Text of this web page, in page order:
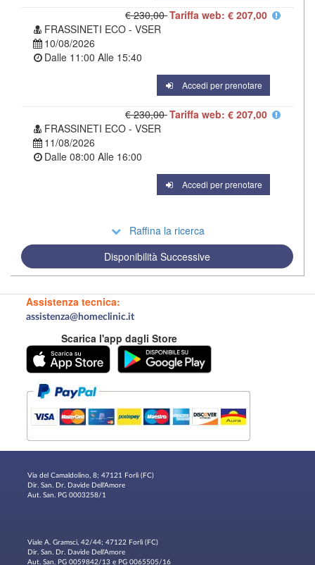
€ 230,00Tariffa web: € 207,00
FRASSINETI ECO - VSER
10/08/2026
Dalle 11:00 Alle 15:40
Accedi per prenotare
€ 230,00Tariffa web: € 207,00
FRASSINETI ECO - VSER
11/08/2026
Dalle 08:00 Alle 16:00
Accedi per prenotare
Raffina la ricerca
Disponibilità Successive
Assistenza tecnica:
assistenza@homeclinic.it
Scarica l'app dagli Store
Via del Camaldolino, 8; 47121 Forlì (FC)
Dir. San. Dr. Davide Dell'Amore
Aut. San. PG 0003258/1
Viale A. Gramsci, 42/44; 47122 Forlì (FC)
Dir. San. Dr. Davide Dell'Amore
Aut. San. PG 0059842/13 e PG 0065505/16